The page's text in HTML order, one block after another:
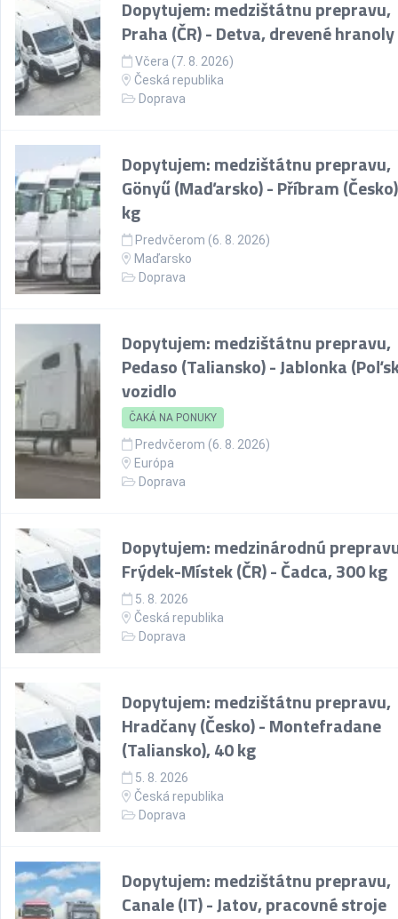
Dopytujem: medzištátnu prepravu,
Praha (ČR) - Detva, drevené hranoly
Včera (7. 8. 2026)
Česká republika
Doprava
Dopytujem: medzištátnu prepravu,
Gönyű (Maďarsko) - Příbram
kg
Predvčerom (6. 8. 2026)
Maďarsko
Doprava
Dopytujem: medzištátnu prepravu,
Pedaso (Taliansko) - Jablonka
vozidlo
ČAKÁ NA PONUKY
Predvčerom (6. 8. 2026)
Európa
Doprava
Dopytujem: medzinárodnú
Frýdek-Místek (ČR) - Čadca, 300 kg
5. 8. 2026
Česká republika
Doprava
Dopytujem: medzištátnu prepravu,
Hradčany (Česko) - Montefradane
(Taliansko), 40 kg
5. 8. 2026
Česká republika
Doprava
Dopytujem: medzištátnu prepravu,
Canale (IT) - Jatov, pracovné stroje